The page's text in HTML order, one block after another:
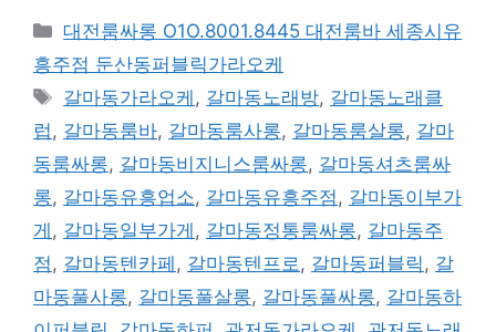
카
테
고
리
대전룸싸롱 O1O.8001.8445 대전룸바 세종시유
흥주점 둔산동퍼블릭가라오케
태
그
갈마동가라오케 , 갈마동노래방, 갈마동노래클
럽 , 갈마동룸바, 갈마동룸사롱, 갈마동룸살롱, 갈마
동룸싸롱, 갈마동비지니스룸싸롱, 갈마동셔츠룸싸
롱, 갈마동유흥업소, 갈마동유흥주점 , 갈마동이부가
게 , 갈마동일부가게 , 갈마동정통룸싸롱, 갈마동주
점 , 갈마동텐카페 , 갈마동텐프로 , 갈마동퍼블릭 , 갈
마동풀사롱, 갈마동풀살롱, 갈마동풀싸롱, 갈마동하